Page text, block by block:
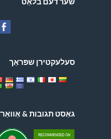
סעלעקטירן שפּראַך
גאַסט תגובות &